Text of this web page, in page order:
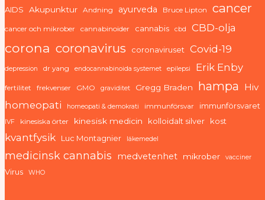
AIDS Akupunktur Andning ayurveda Bruce Lipton cancer
cancer och mikrober cannabinoider cannabis cbd CBD-olja
corona coronavirus coronaviruset Covid-19
depression dr yang endocannabinoida systemet epilepsi Erik Enby
fertilitet frekvenser GMO graviditet Gregg Braden hampa Hiv
homeopati homeopati & demokrati immunförsvar immunförsvaret
IVF kinesiska örter kinesisk medicin kolloidalt silver kost
kvantfysik Luc Montagnier läkemedel
medicinsk cannabis medvetenhet mikrober vacciner
Virus WHO